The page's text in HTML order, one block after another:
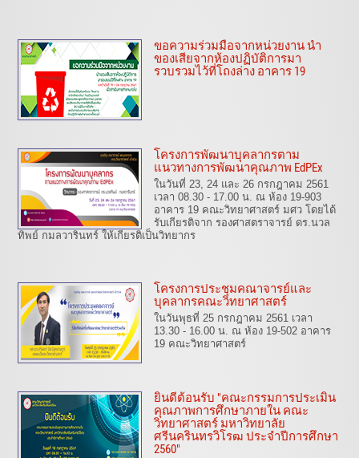
ขอความร่วมมือจากหน่วยงาน นำ
ของเสียจากห้องปฏิบัติการมา
รวบรวมไว้ที่โถงล่าง อาคาร 19
โครงการพัฒนาบุคลากรตาม
แนวทางการพัฒนาคุณภาพ EdPEx
ในวันที่ 23, 24 และ 26 กรกฎาคม 2561
เวลา 08.30 - 17.00 น. ณ ห้อง 19-903
อาคาร 19 คณะวิทยาศาสตร์ มศว โดยได้
รับเกียรติจาก รองศาสตราจารย์ ดร.นวล
ทิพย์ กมลวารินทร์ ให้เกียรติเป็นวิทยากร
โครงการประชุมคณาจารย์และ
บุคลากรคณะวิทยาศาสตร์
ในวันพุธที่ 25 กรกฎาคม 2561 เวลา
13.30 - 16.00 น. ณ ห้อง 19-502 อาคาร
19 คณะวิทยาศาสตร์
ยินดีต้อนรับ "คณะกรรมการประเมิน
คุณภาพการศึกษาภายใน คณะ
วิทยาศาสตร์ มหาวิทยาลัย
ศรีนครินทรวิโรฒ ประจำปีการศึกษา
2560"